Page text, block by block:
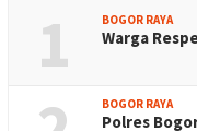
1 BOGOR RAYA
Warga
BOGOR RAYA
Polres